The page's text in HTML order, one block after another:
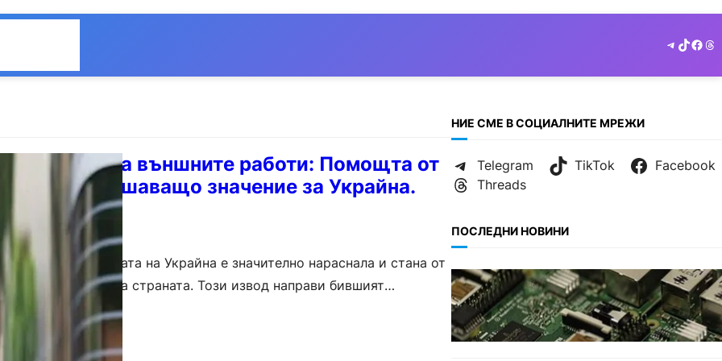
Telegram
TikTok
министър на външните работи: Помощта от
е от решаващо значение за Украйна.
съюз в подкрепата на Украйна е значително нараснала и стана от
за оцеляването на страната. Този извод направи бившият
външните работи Милен Керемедчиев…
НИЕ СМЕ В СОЦИАЛНИТЕ МРЕЖИ
Telegram TikTok
Facebook
Threads
ПОСЛЕДНИ НОВИНИ
ИКОНОМИКА
Кои българи се осигуряват на
новия таван от 2300 евро.